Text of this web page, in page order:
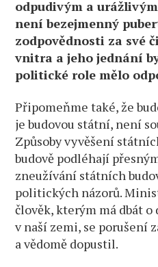
odpudivým a
není bezejmenný
zodpovědnosti za své
vnitra a jeho jednání
politické role mělo
Připomeňme také, že
je budovou státní, není
Způsoby vyvěšení
budově podléhají
zneužívání státních
politických názorů.
člověk, kterým má dbát
v naší zemi, se porušení
a vědomě dopustil.